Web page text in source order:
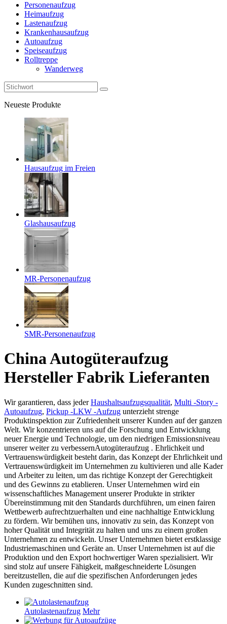
Personenaufzug
Heimaufzug
Lastenaufzug
Krankenhausaufzug
Autoaufzug
Speiseaufzug
Rolltreppe
Wanderweg
Neueste Produkte
Hausaufzug im Freien
Glashausaufzug
MR-Personenaufzug
SMR-Personenaufzug
China Autogüteraufzug
Hersteller Fabrik Lieferanten
Wir garantieren, dass jederHaushaltsaufzugsqualität, Multi -Story -
Autoaufzug, Pickup -LKW -Aufzug unterzieht strenge
Produktinspektion zur Zufriedenheit unserer Kunden auf der ganzen
Welt. Wir konzentrieren uns auf die Forschung und Entwicklung
neuer Energie und Technologie, um den niedrigen Emissionsniveau
unserer weiter zu verbessernAutogüteraufzug . Ehrlichkeit und
Vertrauenswürdigkeit besteht darin, das Konzept der Ehrlichkeit und
Vertrauenswürdigkeit im Unternehmen zu kultivieren und alle Kader
und Arbeiter zu leiten, um das richtige Konzept der Gerechtigkeit
und des Gewinns zu etablieren. Unser Unternehmen wird ein
wissenschaftliches Management unserer Produkte in strikter
Übereinstimmung mit den Standards durchführen, um einen fairen
Wettbewerb aufrechtzuerhalten und eine nachhaltige Entwicklung
zu fördern. Wir bemühen uns, innovativ zu sein, das Konzept von
hoher Qualität und Integrität zu halten und uns zu einem großen
Unternehmen zu entwickeln. Unser Unternehmen bietet erstklassige
Industriemaschinen und Geräte an. Unser Unternehmen ist auf die
Produktion und den Export hochwertiger Waren spezialisiert. Wir
sind stolz auf unsere Fähigkeit, maßgeschneiderte Lösungen
bereitzustellen, die auf die spezifischen Anforderungen jedes
Kunden zugeschnitten sind.
Autolastenaufzug Mehr